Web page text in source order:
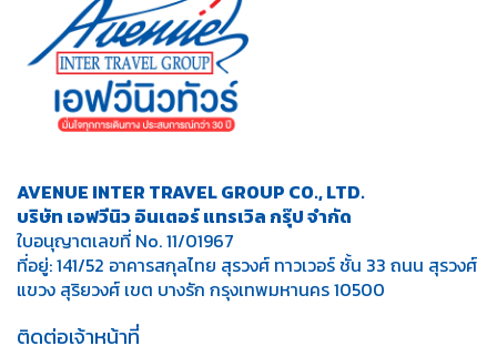
AVENUE INTER TRAVEL GROUP CO., LTD.
บริษัท เอฟวีนิว อินเตอร์ แทรเวิล กรุ๊ป จำกัด
ใบอนุญาตเลขที่ No. 11/01967
ที่อยู่: 141/52 อาคารสกุลไทย สุรวงศ์ ทาวเวอร์ ชั้น 33 ถนน สุรวงศ์
แขวง สุริยวงศ์ เขต บางรัก กรุงเทพมหานคร 10500
ติดต่อเจ้าหน้าที่